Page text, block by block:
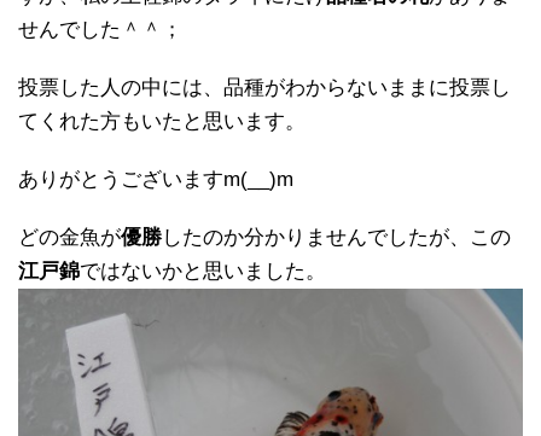
せんでした＾＾；
投票した人の中には、品種がわからないままに投票し
てくれた方もいたと思います。
ありがとうございますm(__)m
どの金魚が優勝したのか分かりませんでしたが、この
江戸錦ではないかと思いました。